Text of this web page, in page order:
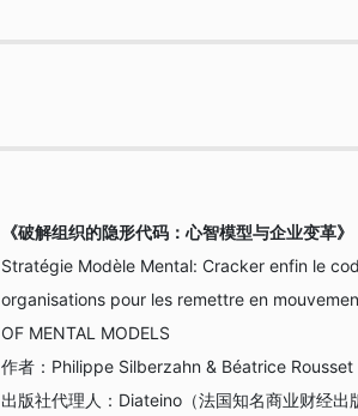
《破解组织的隐形代码：心智模型与企业变革》
Stratégie Modèle Mental: Cracker enfin le
organisations pour les remettre en
OF MENTAL MODELS
作者： Philippe Silberzahn & Béatrice Rousset
出版社代理人： Diateino（法国知名商业财经出